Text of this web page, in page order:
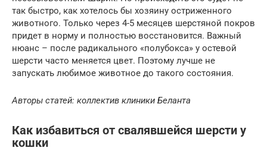
так быстро, как хотелось бы хозяину остриженного
животного. Только через 4-5 месяцев шерстяной покров
придет в норму и полностью восстановится. Важный
нюанс – после радикального «полубокса» у остевой
шерсти часто меняется цвет. Поэтому лучше не
запускать любимое животное до такого состояния.
Авторы статей: коллектив клиники Беланта
Как избавиться от свалявшейся шерсти у
кошки